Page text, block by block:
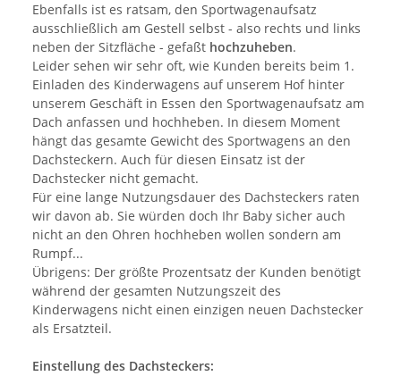
Ebenfalls ist es ratsam, den Sportwagenaufsatz
ausschließlich am Gestell selbst - also rechts und links
neben der Sitzfläche - gefaßt hochzuheben.
Leider sehen wir sehr oft, wie Kunden bereits beim 1.
Einladen des Kinderwagens auf unserem Hof hinter
unserem Geschäft in Essen den Sportwagenaufsatz am
Dach anfassen und hochheben. In diesem Moment
hängt das gesamte Gewicht des Sportwagens an den
Dachsteckern. Auch für diesen Einsatz ist der
Dachstecker nicht gemacht.
Für eine lange Nutzungsdauer des Dachsteckers raten
wir davon ab. Sie würden doch Ihr Baby sicher auch
nicht an den Ohren hochheben wollen sondern am
Rumpf...
Übrigens: Der größte Prozentsatz der Kunden benötigt
während der gesamten Nutzungszeit des
Kinderwagens nicht einen einzigen neuen Dachstecker
als Ersatzteil.
Einstellung des Dachsteckers: